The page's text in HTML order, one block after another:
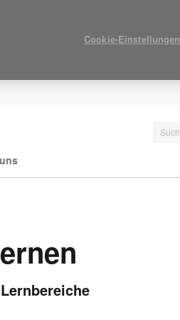
Cookie-Einstellungen